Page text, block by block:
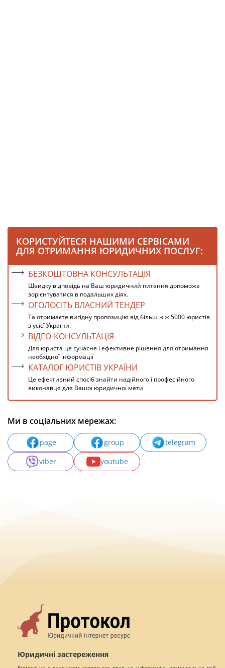
КОРИСТУЙТЕСЯ НАШИМИ СЕРВІСАМИ
ДЛЯ ОТРИМАННЯ ЮРИДИЧНИХ ПОСЛУГ:
БЕЗКОШТОВНА КОНСУЛЬТАЦІЯ
Швидку відповідь на Ваш юридичний питання допоможе
зорієнтуватися в подальших діях.
ОГОЛОСІТЬ ВЛАСНИЙ ТЕНДЕР
Та отримаєте вигідну пропозицію від більш ніж 5000 юристів
з усієї України.
ВІДЕО-КОНСУЛЬТАЦІЯ
Для юриста це сучасне і ефективне рішення для отримання
необхідної інформації
КАТАЛОГ ЮРИСТІВ УКРАЇНИ
Це ефективний спосіб знайти надійного і професійного
виконавця для Вашої юридичної мети
Ми в соціальних мережах:
page group
telegram
viber
youtube
Юридичні застереження